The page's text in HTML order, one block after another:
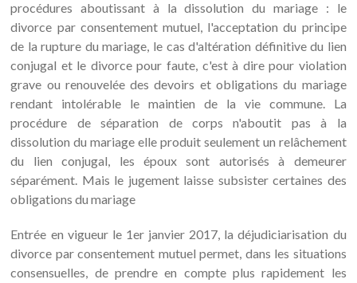
procédures aboutissant à la dissolution du mariage : le
divorce par consentement mutuel, l'acceptation du principe
de la rupture du mariage, le cas d'altération définitive du lien
conjugal et le divorce pour faute, c'est à dire pour violation
grave ou renouvelée des devoirs et obligations du mariage
rendant intolérable le maintien de la vie commune. La
procédure de séparation de corps n'aboutit pas à la
dissolution du mariage elle produit seulement un relâchement
du lien conjugal, les époux sont autorisés à demeurer
séparément. Mais le jugement laisse subsister certaines des
obligations du mariage
Entrée en vigueur le 1er janvier 2017, la déjudiciarisation du
divorce par consentement mutuel permet, dans les situations
consensuelles, de prendre en compte plus rapidement les